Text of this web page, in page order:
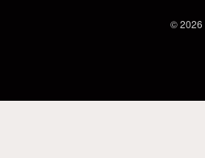
© 2026